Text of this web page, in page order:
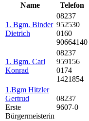
Name
Telefon
1. Bgm. Binder
Dietrich
08237
952530
0160
90664140
1. Bgm. Carl
Konrad
08237
959156
0174
1421854
1.Bgm Hitzler
Gertrud
Erste
Bürgermeisterin
08237
9607-0